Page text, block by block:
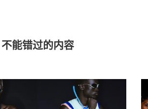
不能错过的内容